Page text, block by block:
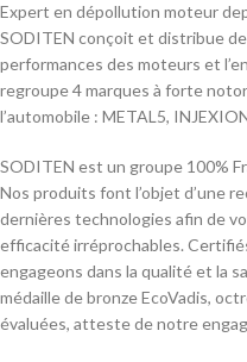
Expert en dépollution moteur
SODITEN conçoit et distribue
performances des moteurs et
regroupe 4 marques à forte
l’automobile : METAL5,
SODITEN est un groupe 100%
Nos produits font l’objet d’une
dernières technologies afin de
efficacité irréprochables.
engageons dans la qualité et la
médaille de bronze EcoVadis,
évaluées, atteste de notre